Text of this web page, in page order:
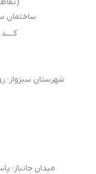
ساختمان
میدان جانباز؛